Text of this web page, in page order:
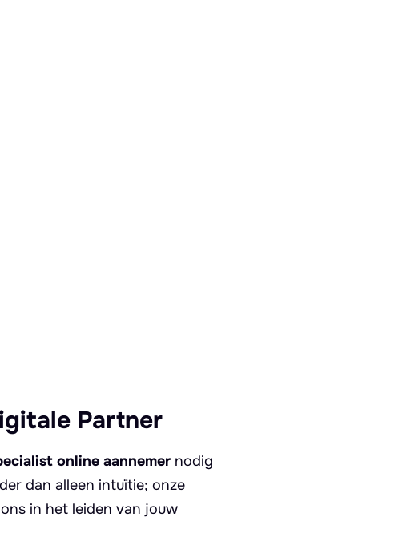
Partner
online aannemer nodig
dan alleen intuïtie; onze
in het leiden van jouw